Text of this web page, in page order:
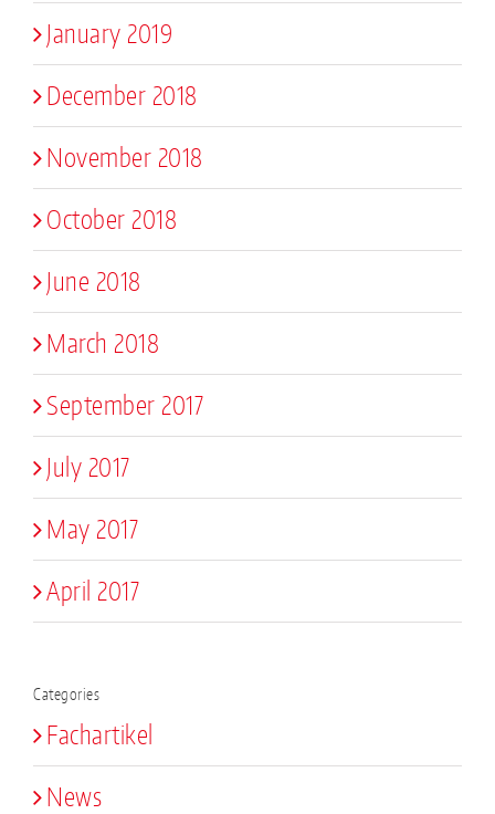
January 2019
December 2018
November 2018
October 2018
June 2018
March 2018
September 2017
July 2017
May 2017
April 2017
Categories
Fachartikel
News